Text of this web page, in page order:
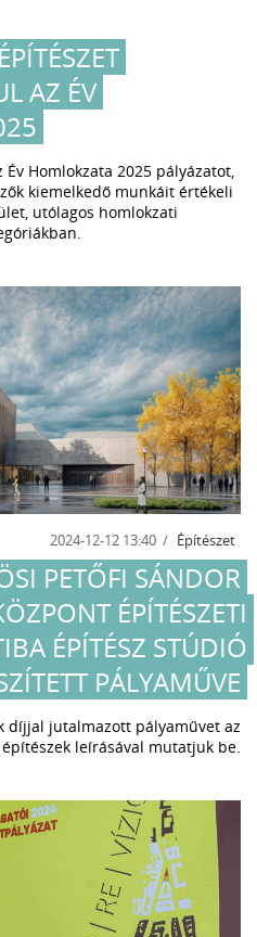
AZ ÉV
Homlokzata 2025 pályázatot,
kiemelkedő munkáit értékeli
utólagos homlokzati
2024-12-12 13:40 Építészet
PETŐFI SÁNDOR
ÉPÍTÉSZETI
ÉPÍTÉSZ STÚDIÓ
PÁLYAMŰVE
díjjal jutalmazott pályaművet az
építészek leírásával mutatjuk be.